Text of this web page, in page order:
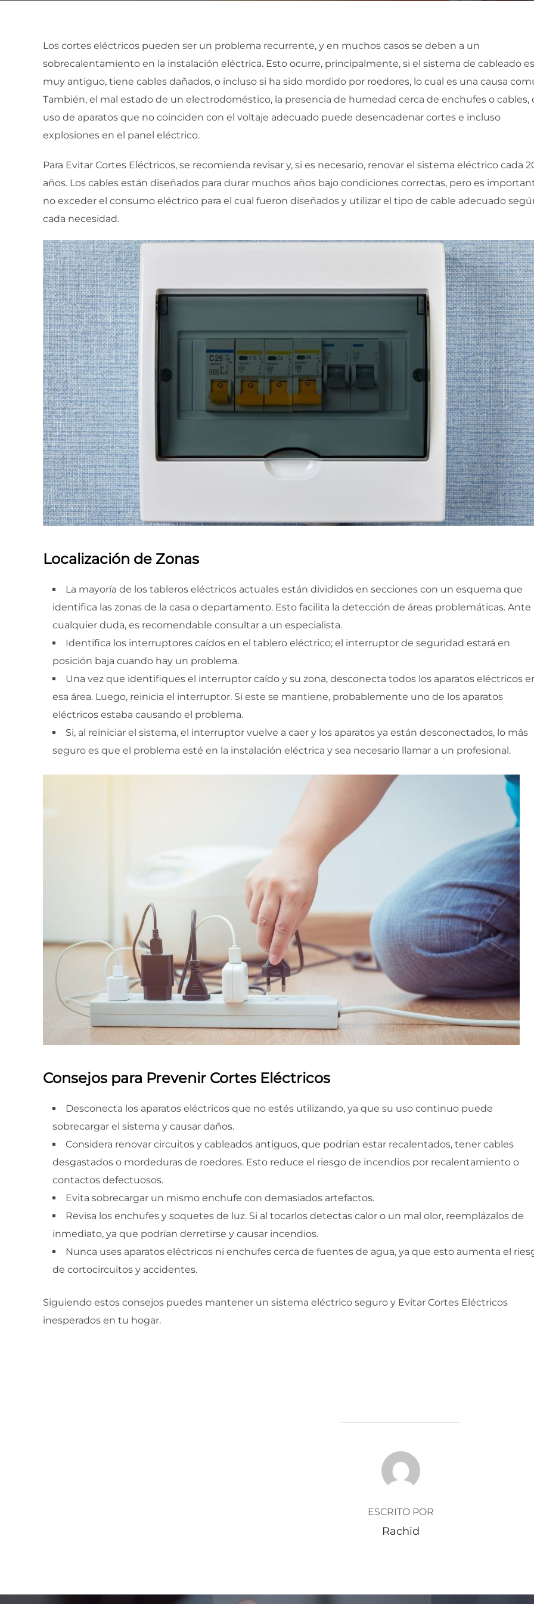
Los cortes eléctricos pueden ser un problema recurrente, y en muchos casos se deben a un
sobrecalentamiento en la instalación eléctrica. Esto ocurre, principalmente, si el sistema de cableado es
muy antiguo, tiene cables dañados, o incluso si ha sido mordido por roedores, lo cual es una causa
También, el mal estado de un electrodoméstico, la presencia de humedad cerca de enchufes o cables,
uso de aparatos que no coinciden con el voltaje adecuado puede desencadenar cortes e incluso
explosiones en el panel eléctrico.
Para Evitar Cortes Eléctricos, se recomienda revisar y, si es necesario, renovar el sistema eléctrico cada
años. Los cables están diseñados para durar muchos años bajo condiciones correctas, pero es
no exceder el consumo eléctrico para el cual fueron diseñados y utilizar el tipo de cable adecuado
cada necesidad.
Localización de Zonas
La mayoría de los tableros eléctricos actuales están divididos en secciones con un esquema que
identifica las zonas de la casa o departamento. Esto facilita la detección de áreas problemáticas. Ante
cualquier duda, es recomendable consultar a un especialista.
Identifica los interruptores caídos en el tablero eléctrico; el interruptor de seguridad estará en
posición baja cuando hay un problema.
Una vez que identifiques el interruptor caído y su zona, desconecta todos los aparatos eléctricos
esa área. Luego, reinicia el interruptor. Si este se mantiene, probablemente uno de los aparatos
eléctricos estaba causando el problema.
Si, al reiniciar el sistema, el interruptor vuelve a caer y los aparatos ya están desconectados, lo más
seguro es que el problema esté en la instalación eléctrica y sea necesario llamar a un profesional.
Consejos para Prevenir Cortes Eléctricos
Desconecta los aparatos eléctricos que no estés utilizando, ya que su uso continuo puede
sobrecargar el sistema y causar daños.
Considera renovar circuitos y cableados antiguos, que podrían estar recalentados, tener cables
desgastados o mordeduras de roedores. Esto reduce el riesgo de incendios por recalentamiento o
contactos defectuosos.
Evita sobrecargar un mismo enchufe con demasiados artefactos.
Revisa los enchufes y soquetes de luz. Si al tocarlos detectas calor o un mal olor, reemplázalos de
inmediato, ya que podrían derretirse y causar incendios.
Nunca uses aparatos eléctricos ni enchufes cerca de fuentes de agua, ya que esto aumenta el
de cortocircuitos y accidentes.
Siguiendo estos consejos puedes mantener un sistema eléctrico seguro y Evitar Cortes Eléctricos
inesperados en tu hogar.
AUTOR DE LA ENTRADA
ESCRITO POR
Rachid